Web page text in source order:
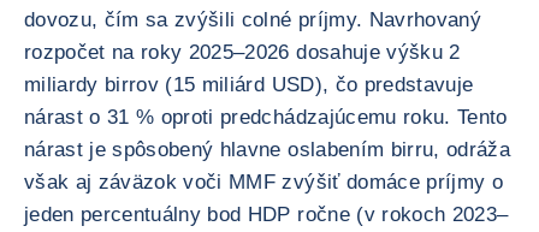
dovozu, čím sa zvýšili colné príjmy. Navrhovaný
rozpočet na roky 2025–2026 dosahuje výšku 2
miliardy birrov (15 miliárd USD), čo predstavuje
nárast o 31 % oproti predchádzajúcemu roku. Tento
nárast je spôsobený hlavne oslabením birru, odráža
však aj záväzok voči MMF zvýšiť domáce príjmy o
jeden percentuálny bod HDP ročne (v rokoch 2023–